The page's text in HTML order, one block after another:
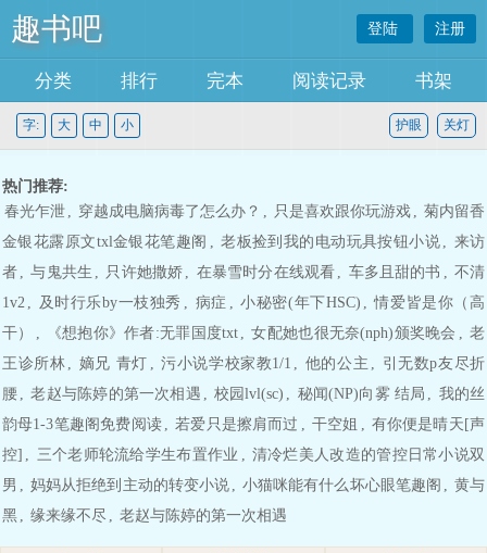
趣书吧 登陆 注册
分类 排行 完本 阅读记录 书架
字: 大 中 小 关灯
护眼
热门推荐:
春光乍泄 , 穿越成电脑病毒了怎么办？ , 只是喜欢跟你玩游戏 , 菊内留香
金银花露原文txl金银花笔趣阁 , 老板捡到我的电动玩具按钮小说 , 来访
者 , 与鬼共生 , 只许她撒娇 , 在暴雪时分在线观看 , 车多且甜的书 , 不清
1v2 , 及时行乐by一枝独秀 , 病症 , 小秘密(年下HSC) , 情爱皆是你（高
干）
, 《想抱你》作者:无罪国度txt , 女配她也很无奈(nph)颁奖晚会 , 老
王诊所林 , 嫡兄 青灯 , 污小说学校家教1/1 , 他的公主 , 引无数p友尽折
腰 , 老赵与陈婷的第一次相遇 , 校园lvl(sc) , 秘闻(NP)向雾 结局 , 我的丝
韵母1-3笔趣阁免费阅读 , 若爱只是擦肩而过 , 干空姐 , 有你便是晴天[声
控] , 三个老师轮流给学生布置作业 , 清冷烂美人改造的管控日常小说双
男 , 妈妈从拒绝到主动的转变小说 , 小猫咪能有什么坏心眼笔趣阁 , 黄与
黑 , 缘来缘不尽 , 老赵与陈婷的第一次相遇